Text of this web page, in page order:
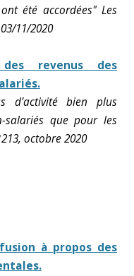
été accordées" Les
11/2020
des revenus des
d’activité bien plus
salariés que pour les
octobre 2020
à propos des